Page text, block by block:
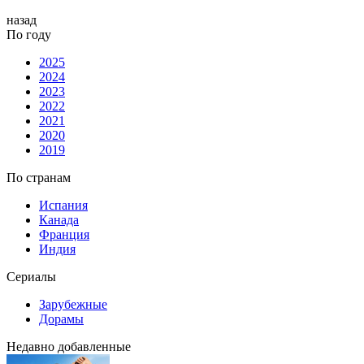
назад
По году
2025
2024
2023
2022
2021
2020
2019
По странам
Испания
Канада
Франция
Индия
Сериалы
Зарубежные
Дорамы
Недавно добавленные